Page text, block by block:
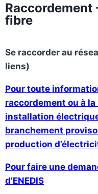
fibre
Se raccorder au
liens)
Pour toute
raccordement ou à
installation
branchement
production
Pour faire une
d’ENEDIS